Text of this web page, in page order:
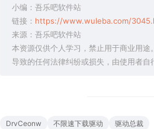
小编：吾乐吧软件站
链接： https://www.wuleba.com/
来源：吾乐吧软件站
本资源仅供个人学习，禁止用于商业用
导致的任何法律纠纷或损失，由使用者自
DrvCeonw 不限速下载驱动 驱动总裁